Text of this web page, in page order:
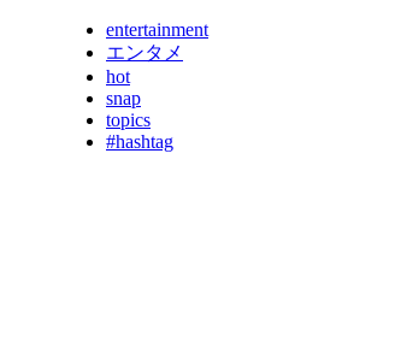
entertainment
エンタメ
hot
snap
topics
#hashtag